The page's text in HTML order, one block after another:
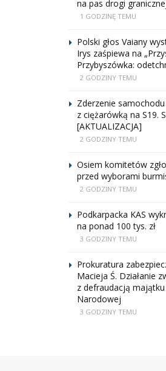
na pas drogi
1 GODZINĘ TEMU
Polski głos Vaiany
Irys zaśpiewa na
Przybyszówka:
2 GODZINY TEMU
Zderzenie
z ciężarówką na S19.
[AKTUALIZACJA]
2 GODZINY TEMU
Osiem komitetów
przed wyborami
2 GODZINY TEMU
Podkarpacka KAS
na ponad 100 tys. zł
3 GODZINY TEMU
Prokuratura
Macieja Ś. Działanie
z defraudacją
Narodowej
3 GODZINY TEMU